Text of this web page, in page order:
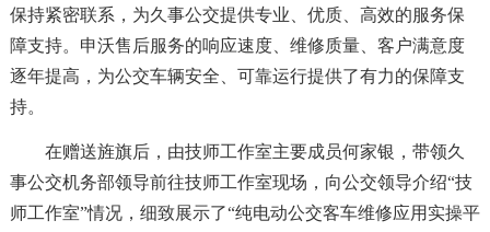
保持紧密联系，为久事公交提供专业、优质、高效的服务保
障支持。申沃售后服务的响应速度、维修质量、客户满意度
逐年提高，为公交车辆安全、可靠运行提供了有力的保障支
持。
在赠送旌旗后，由技师工作室主要成员何家银，带领久
事公交机务部领导前往技师工作室现场，向公交领导介绍“技
师工作室”情况，细致展示了“纯电动公交客车维修应用实操平